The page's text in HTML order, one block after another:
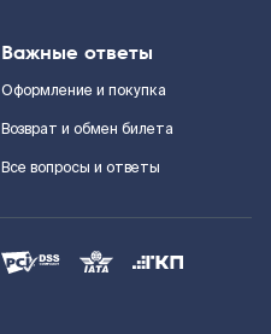
Важные ответы
Оформление и покупка
Возврат и обмен билета
Все вопросы и ответы